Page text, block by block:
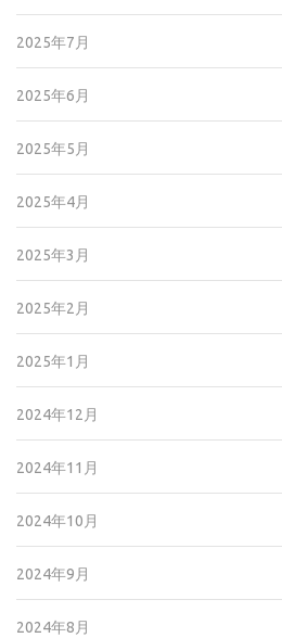
2025年7月
2025年6月
2025年5月
2025年4月
2025年3月
2025年2月
2025年1月
2024年12月
2024年11月
2024年10月
2024年9月
2024年8月